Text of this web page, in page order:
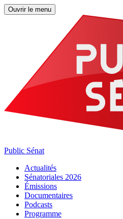
Ouvrir le menu
Public Sénat
Actualités
Sénatoriales 2026
Émissions
Documentaires
Podcasts
Programme